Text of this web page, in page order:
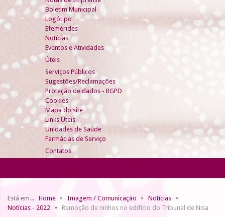
Boletim Municipal
Logótipo
Efemérides
Notícias
Eventos e Atividades
Úteis
Serviços Públicos
Sugestões/Reclamações
Proteção de dados - RGPD
Cookies
Mapa do site
Links Úteis
Unidades de Saúde
Farmácias de Serviço
Contatos
Está em... Home Imagem / Comunicação
Notícias
Notícias - 2022
Remoção de ninhos no edifício do Tribunal de Nisa